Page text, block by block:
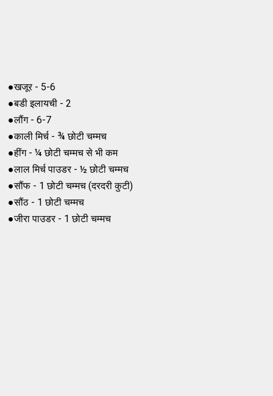
●खजूर - 5-6
●बडी इलायची - 2
●लौंग - 6-7
●काली मिर्च - ¾ छोटी चम्मच
●हींग - ¼ छोटी चम्मच से भी कम
●लाल मिर्च पाउडर - ½ छोटी चम्मच
●सौंफ - 1 छोटी चम्मच (दरदरी कुटी)
●सौंठ - 1 छोटी चम्मच
●जीरा पाउडर - 1 छोटी चम्मच